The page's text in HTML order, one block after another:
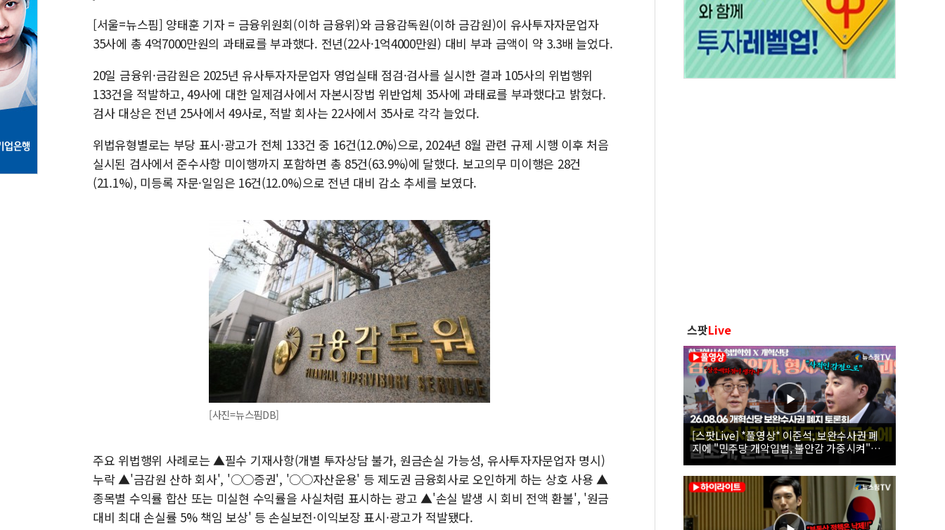
[서울=뉴스핌] 양태훈 기자 = 금융위원회(이하 금융위)와 금융감독원(이하 금감원)이 유사투자자문업자
35사에 총 4억7000만원의 과태료를 부과했다. 전년(22사·1억4000만원) 대비 부과 금액이 약 3.3배 늘었다.
20일 금융위·금감원은 2025년 유사투자자문업자 영업실태 점검·검사를 실시한 결과 105사의 위법행위
133건을 적발하고, 49사에 대한 일제검사에서 자본시장법 위반업체 35사에 과태료를 부과했다고 밝혔다.
검사 대상은 전년 25사에서 49사로, 적발 회사는 22사에서 35사로 각각 늘었다.
위법유형별로는 부당 표시·광고가 전체 133건 중 16건(12.0%)으로, 2024년 8월 관련 규제 시행 이후 처음
실시된 검사에서 준수사항 미이행까지 포함하면 총 85건(63.9%)에 달했다. 보고의무 미이행은 28건
(21.1%), 미등록 자문·일임은 16건(12.0%)으로 전년 대비 감소 추세를 보였다.
[사진=뉴스핌DB]
주요 위법행위 사례로는 ▲필수 기재사항(개별 투자상담 불가, 원금손실 가능성, 유사투자자문업자 명시)
누락 ▲'금감원 산하 회사', '○○증권', '○○자산운용' 등 제도권 금융회사로 오인하게 하는 상호 사용 ▲
종목별 수익률 합산 또는 미실현 수익률을 사실처럼 표시하는 광고 ▲'손실 발생 시 회비 전액 환불', '원금
대비 최대 손실률 5% 책임 보상' 등 손실보전·이익보장 표시·광고가 적발됐다.
스팟Live
[스팟Live] *풀영상* 이준석, 보완수사권 폐
지에 "민주당 개악입법, 불안감 가중시켜"｜
26.08.06 개혁신당 보완수사권 폐지 토론회